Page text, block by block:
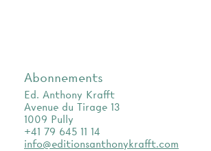
Abonnements
Ed. Anthony Krafft
Avenue du Tirage 13
1009 Pully
+41 79 645 11 14
info@editionsanthonykrafft.com